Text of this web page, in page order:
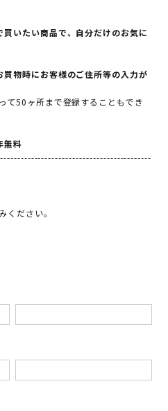
いたい商品で、自分だけのお気に
物時にお客様のご住所等の入力が
て50ヶ所まで登録することもでき
無料
ください。